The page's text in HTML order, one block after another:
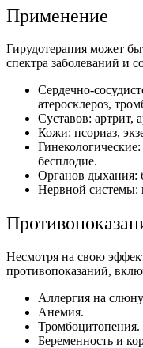
Применение
Гирудотерапия может
спектра заболеваний и
Сердечно-
атеросклероз,
Суставов: артрит,
Кожи: псориаз,
бесплодие.
Органов дыхания:
Нервной системы:
Несмотря на свою
противопоказаний,
Аллергия на
Анемия.
Тромбоцитопения.
Беременность и